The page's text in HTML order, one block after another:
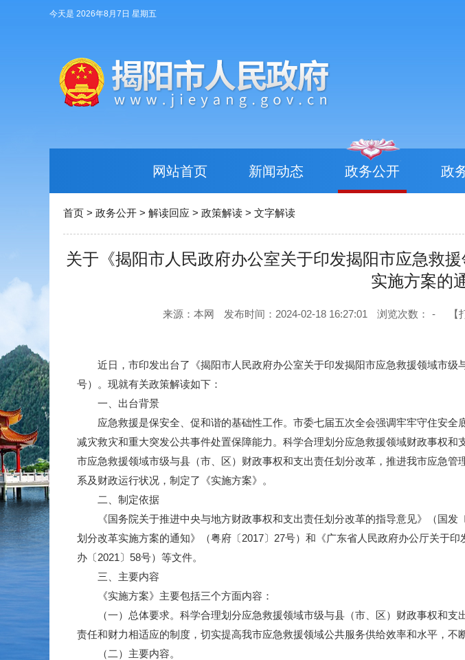
今天是 2026年8月7日 星期五
网站首页 新闻动态 政务公开 政
首页 > 政务公开 > 解读回应 > 政策解读 > 文字解读
关于《揭阳市人民政府办公室关于印发揭阳市应急救
实施方案的
来源：本网 发布时间：2024-02-18 16:27:01 浏览次数： - 【
近日，市印发出台了《揭阳市人民政府办公室关于印发揭阳市应急救援领域市级
号）。现就有关政策解读如下：
一、出台背景
应急救援是保安全、促和谐的基础性工作。市委七届五次全会强调牢牢守住安全
减灾救灾和重大突发公共事件处置保障能力。科学合理划分应急救援领域财政事权
市应急救援领域市级与县（市、区）财政事权和支出责任划分改革，推进我市应急
系及财政运行状况，制定了《实施方案》。
二、制定依据
《国务院关于推进中央与地方财政事权和支出责任划分改革的指导意见》（国发
划分改革实施方案的通知》（粤府〔2017〕27号）和《广东省人民政府办公厅关于
办〔2021〕58号）等文件。
三、主要内容
《实施方案》主要包括三个方面内容：
（一）总体要求。科学合理划分应急救援领域市级与县（市、区）财政事权和支
责任和财力相适应的制度，切实提高我市应急救援领域公共服务供给效率和水平，不
（二）主要内容。